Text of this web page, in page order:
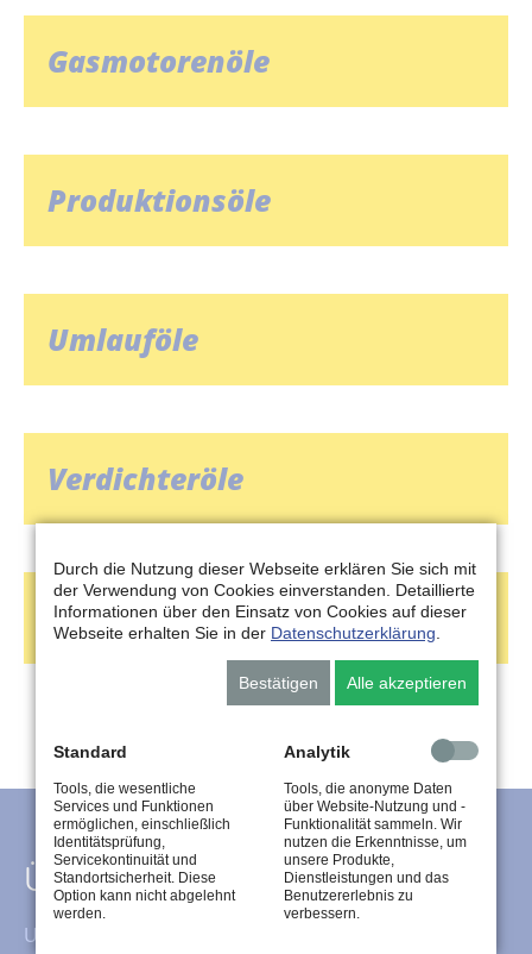
Gasmotorenöle
Produktionsöle
Umlauföle
Verdichteröle
Schmierfette
Über uns
Unser Service beinhaltet neben dem klassischen
Durch die Nutzung dieser Webseite erklären Sie sich mit
der Verwendung von Cookies einverstanden. Detaillierte
Informationen über den Einsatz von Cookies auf dieser
Webseite erhalten Sie in der Datenschutzerklärung
Bestätigen Alle akzeptieren
Standard
Tools, die wesentliche
Services und Funktionen
ermöglichen, einschließlich
Identitätsprüfung,
Servicekontinuität und
Standortsicherheit. Diese
Option kann nicht abgelehnt
werden.
Analytik
Tools, die anonyme Daten
über Website-Nutzung und -
Funktionalität sammeln. Wir
nutzen die Erkenntnisse, um
unsere Produkte,
Dienstleistungen und das
Benutzererlebnis zu
verbessern.